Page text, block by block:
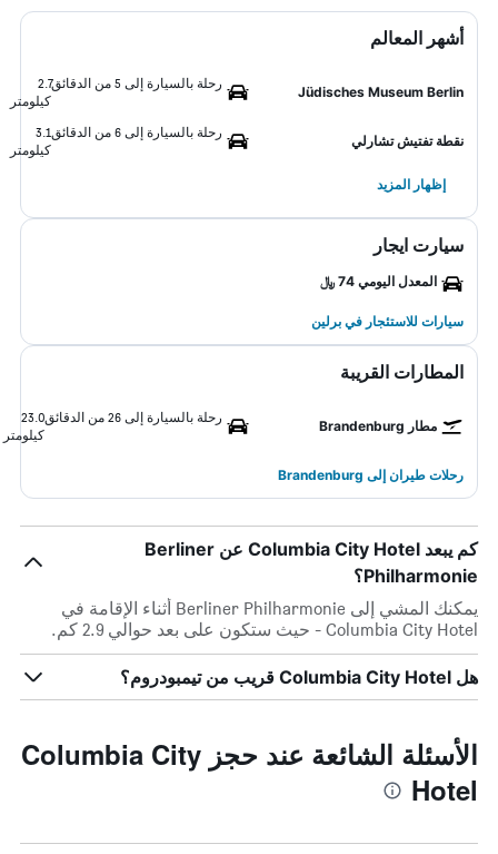
أشهر المعالم
Jüdisches Museum Berlin
رحلة بالسيارة إلى 5 من الدقائق
2.7
كيلومتر
نقطة تفتيش تشارلي
رحلة بالسيارة إلى 6 من الدقائق
3.1
كيلومتر
إظهار المزيد
سيارت ايجار
المعدل اليومي 74 ﷼
سيارات للاستئجار في برلين
المطارات القريبة
مطار Brandenburg
رحلة بالسيارة إلى 26 من الدقائق
23.0
كيلومتر
رحلات طيران إلى Brandenburg
كم يبعد Columbia City Hotel عن Berliner
Philharmonie؟
يمكنك المشي إلى Berliner Philharmonie أثناء الإقامة في
Columbia City Hotel - حيث ستكون على بعد حوالي 2.9 كم.
هل Columbia City Hotel قريب من تيمبودروم؟
الأسئلة الشائعة عند حجز Columbia City
Hotel